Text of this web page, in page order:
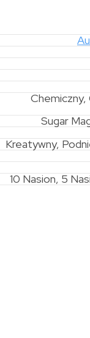
Chemiczny,
Sugar
Kreatywny,
10 Nasion, 5